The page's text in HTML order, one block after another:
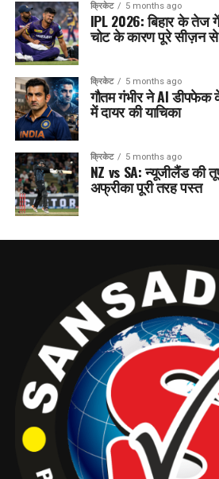
क्रिकेट 5 months ago
IPL 2026: बिहार के तेज
चोट के कारण पूरे सीज़न से
क्रिकेट 5 months ago
गौतम गंभीर ने AI डीपफेक
में दायर की याचिका
क्रिकेट 5 months ago
NZ vs SA: न्यूजीलैंड की
अफ्रीका पूरी तरह पस्त